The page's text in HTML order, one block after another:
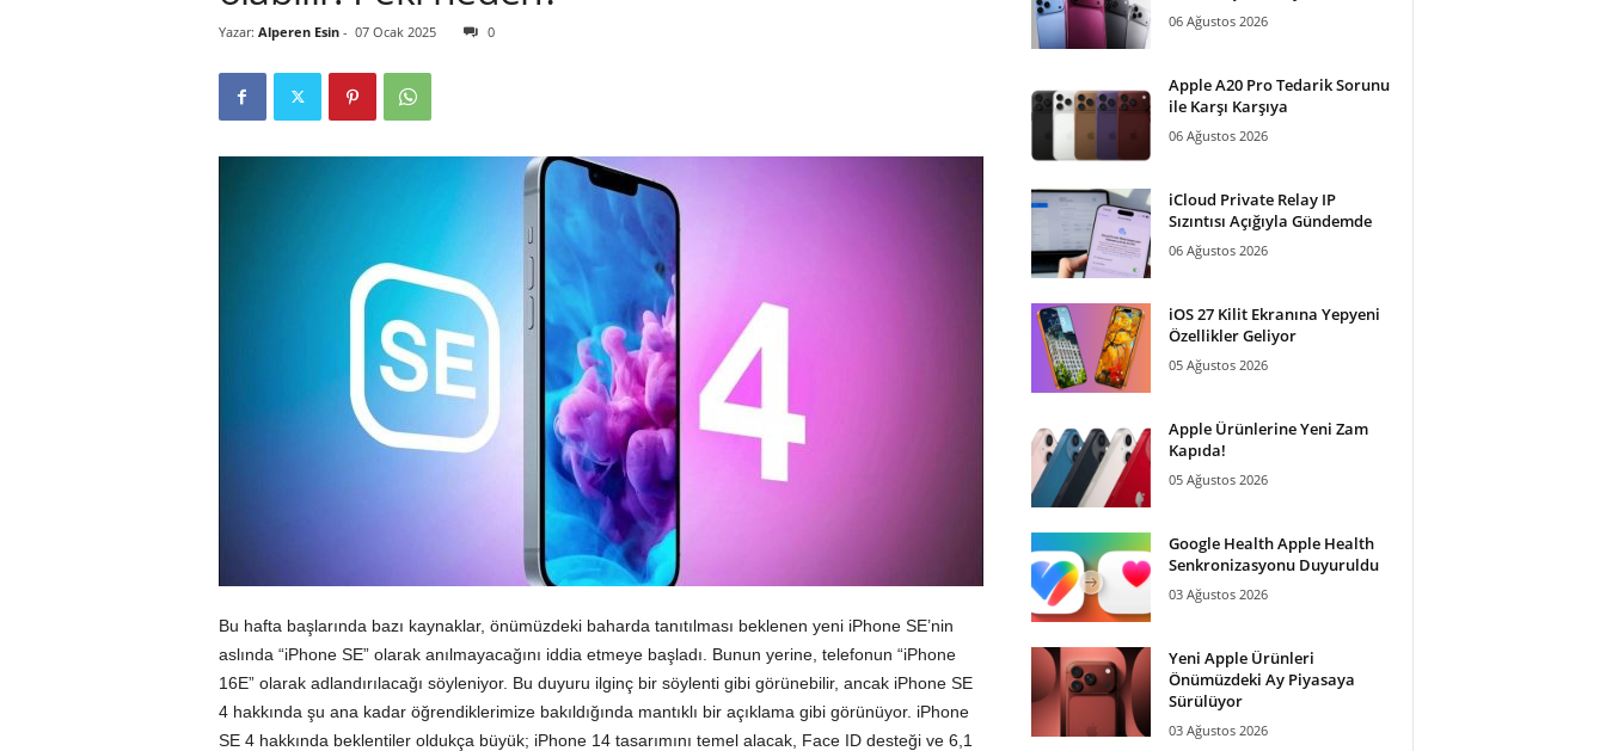
i
l
m
a
Yazar: Alperen Esin- 07 Ocak 2025 0
Bu hafta başlarında bazı kaynaklar, önümüzdeki baharda tanıtılması beklenen yeni iPhone SE’nin
aslında “iPhone SE” olarak anılmayacağını iddia etmeye başladı. Bunun yerine, telefonun “iPhone
16E” olarak adlandırılacağı söyleniyor. Bu duyuru ilginç bir söylenti gibi görünebilir, ancak iPhone SE
4 hakkında şu ana kadar öğrendiklerimize bakıldığında mantıklı bir açıklama gibi görünüyor. iPhone
SE 4 hakkında beklentiler oldukça büyük; iPhone 14 tasarımını temel alacak, Face ID desteği ve 6,1
06 Ağustos 2026
Apple A20 Pro Tedarik Sorunu
ile Karşı Karşıya
06 Ağustos 2026
iCloud Private Relay IP
Sızıntısı Açığıyla Gündemde
06 Ağustos 2026
iOS 27 Kilit Ekranına Yepyeni
Özellikler Geliyor
05 Ağustos 2026
Apple Ürünlerine Yeni Zam
Kapıda!
05 Ağustos 2026
Google Health Apple Health
Senkronizasyonu Duyuruldu
03 Ağustos 2026
Yeni Apple Ürünleri
Önümüzdeki Ay Piyasaya
Sürülüyor
03 Ağustos 2026